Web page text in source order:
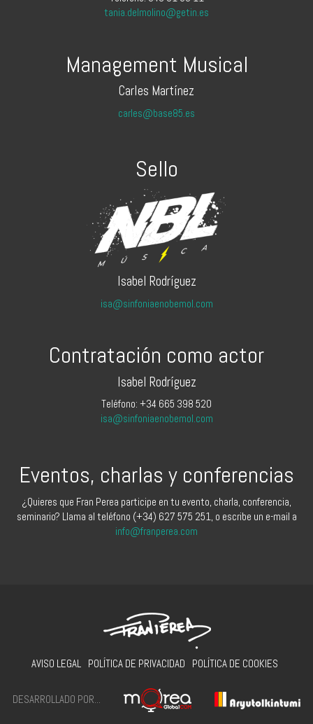
tania.delmolino@getin.es
Management Musical
Carles Martínez
carles@base85.es
Sello
Isabel Rodríguez
isa@sinfoniaenobemol.com
Contratación como actor
Isabel Rodríguez
Teléfono: +34 665 398 520
isa@sinfoniaenobemol.com
Eventos, charlas y conferencias
¿Quieres que Fran Perea participe en tu evento, charla, conferencia,
seminario? Llama al teléfono (+34) 627 575 251, o escribe un e-mail a
info@franperea.com
AVISO LEGAL POLÍTICA DE PRIVACIDAD POLÍTICA DE COOKIES
DESARROLLADO POR...